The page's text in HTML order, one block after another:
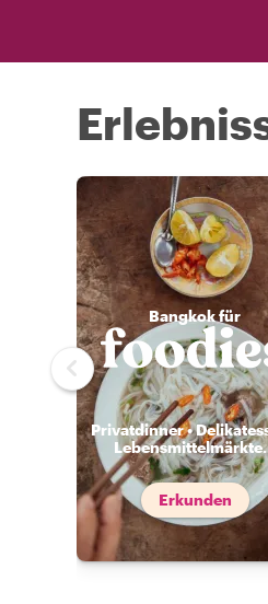
Bangkok für
Privatdinner •
Lebensmittelmärkte
Erkunden